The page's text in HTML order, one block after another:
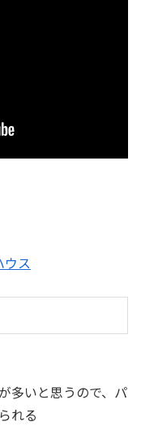
ウス
多いと思うので、パ
れる